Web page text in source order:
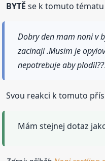
BYTĚ se k tomuto
Dobry den mam noni v
zacinaji .Musim je
nepotrebuje aby
Svou reakci k tomuto
Mám stejnej dotaz